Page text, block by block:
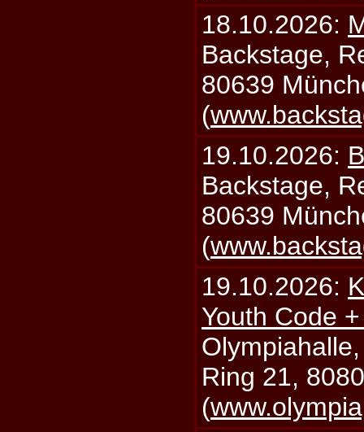
18.10.2026:
Backstage,
80639
(
19.10.2026:
Backstage,
80639
(
19.10.2026:
Youth Code
Ring 21,
(